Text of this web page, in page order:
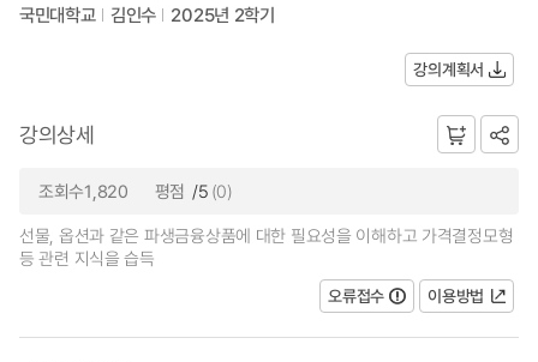
국민대학교 김인수 2025년 2학기
강의계획서
강의상세
조회수1,820 평점 /5 (0)
선물, 옵션과 같은 파생금융상품에 대한 필요성을 이해하고 가격결정모형
등 관련 지식을 습득
오류접수
이용방법